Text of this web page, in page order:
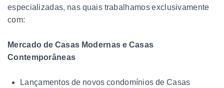
especializadas, nas quais trabalhamos exclusivamente
com:
Mercado de Casas Modernas e Casas
Contemporâneas
Lançamentos de novos condomínios de Casas